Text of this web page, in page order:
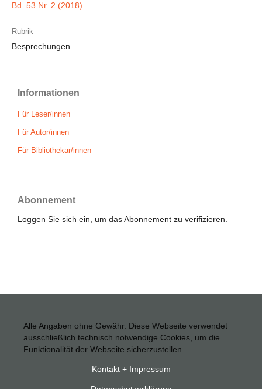
Bd. 53 Nr. 2 (2018)
Rubrik
Besprechungen
Informationen
Für Leser/innen
Für Autor/innen
Für Bibliothekar/innen
Abonnement
Loggen Sie sich ein, um das Abonnement zu verifizieren.
Alle Angaben ohne Gewähr. Diese Webseite verwendet
ausschließlich technisch notwendige Cookies, um die
Funktionalität der Webseite sicherzustellen.
Kontakt + Impressum